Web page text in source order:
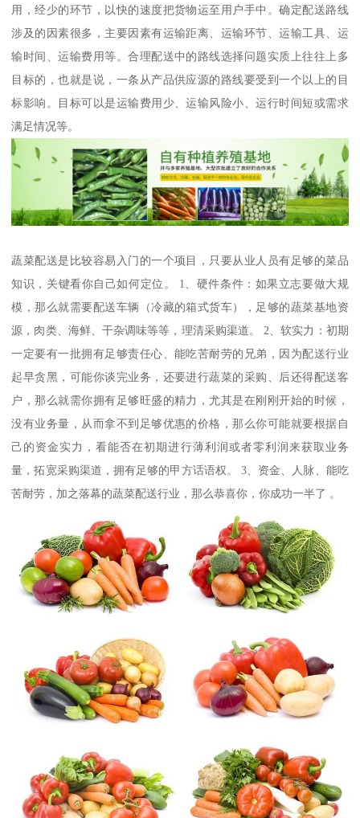
用，经少的环节，以快的速度把货物运至用户手中。确定配送路线
涉及的因素很多，主要因素有运输距离、运输环节、运输工具、运
输时间、运输费用等。合理配送中的路线选择问题实质上往往上多
目标的，也就是说，一条从产品供应源的路线要受到一个以上的目
标影响。目标可以是运输费用少、运输风险小、运行时间短或需求
满足情况等。
蔬菜配送是比较容易入门的一个项目，只要从业人员有足够的菜品
知识，关键看你自己如何定位。 1、硬件条件：如果立志要做大规
模，那么就需要配送车辆（冷藏的箱式货车），足够的蔬菜基地资
源，肉类、海鲜、干杂调味等等，理清采购渠道。 2、软实力：初期
一定要有一批拥有足够责任心、能吃苦耐劳的兄弟，因为配送行业
起早贪黑，可能你谈完业务，还要进行蔬菜的采购、后还得配送客
户，那么就需你拥有足够旺盛的精力，尤其是在刚刚开始的时候，
没有业务量，从而拿不到足够优惠的价格，那么你可能就要根据自
己的资金实力，看能否在初期进行薄利润或者零利润来获取业务
量，拓宽采购渠道，拥有足够的甲方话语权。 3、资金、人脉、能吃
苦耐劳，加之落幕的蔬菜配送行业，那么恭喜你，你成功一半了 。